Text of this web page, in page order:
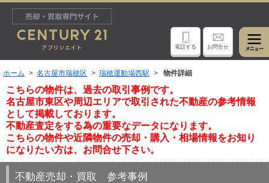
電話する お問合せ
ホーム 名古屋市瑞穂区 瑞穂運動場西駅 物件詳細
こちらの物件は、過去の取引事例です。
名古屋市東区や周辺エリアで取引された不動産の参考情報
として掲載しております。
不動産査定をする為の重要なデータになります。
こちらの物件や近隣物件の売却・購入・相場情報をお知り
になりたい方は、お問合せ下さい。
不動産売却・買取 参考事例